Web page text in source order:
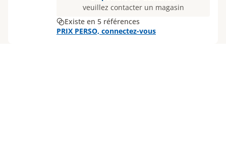
veuillez contacter un magasin
Existe en 5 références
PRIX PERSO, connectez-vous